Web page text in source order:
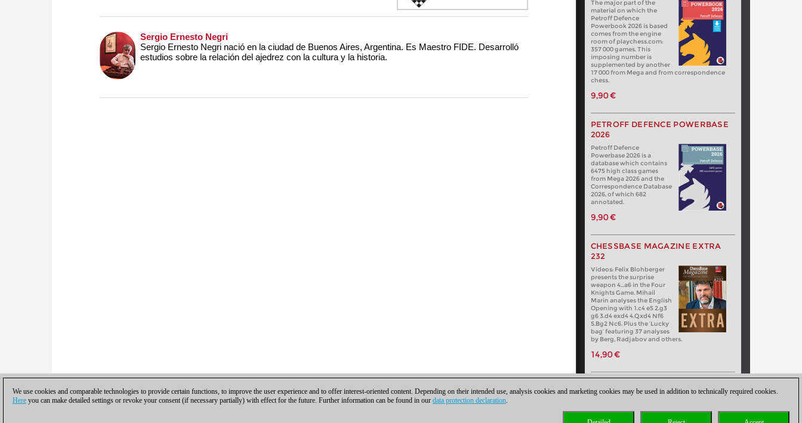
Sergio Ernesto Negri
Sergio Ernesto Negri nació en la ciudad de Buenos Aires, Argentina. Es Maestro FIDE. Desarrolló
estudios sobre la relación del ajedrez con la cultura y la historia.
The major part of the
material on which the
Petroff Defence
Powerbook 2026 is based
comes from the engine
room of playchess.com:
357 000 games. This
imposing number is
supplemented by another
17 000 from Mega and from correspondence
chess.
9,90 €
PETROFF DEFENCE POWERBASE
2026
Petroff Defence
Powerbase 2026 is a
database which contains
6475 high class games
from Mega 2026 and the
Correspondence Database
2026, of which 682
annotated.
9,90 €
CHESSBASE MAGAZINE EXTRA
232
Videos: Felix Blohberger
presents the surprise
weapon 4…a6 in the Four
Knights Game. Mihail
Marin analyses the English
Opening with 1.c4 e5 2.g3
g6 3.d4 exd4 4.Qxd4 Nf6
5.Bg2 Nc6. Plus the ‘Lucky
bag’ featuring 37 analyses
by Berg, Radjabov and others.
14,90 €
We use cookies and comparable technologies to provide certain functions, to improve the user experience and to offer interest-oriented content. Depending on their intended use, analysis cookies and marketing cookies may be used in addition to technically required cookies.
Here you can make detailed settings or revoke your consent (if necessary partially) with effect for the future. Further information can be found in our data protection declaration.